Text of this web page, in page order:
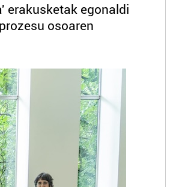
erakusketak egonaldi
osoaren